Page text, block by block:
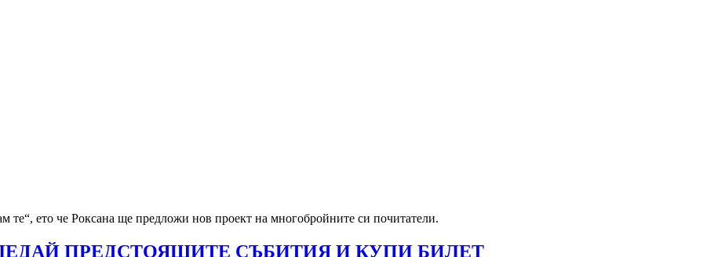
ето че Роксана ще предложи нов проект на многобройните си почитатели.
ПРЕДСТОЯЩИТЕ СЪБИТИЯ И КУПИ БИЛЕТ